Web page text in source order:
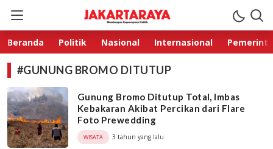
Jakarta Raya
Membangun Kepercayaan Publik
Beranda Politik Nasional Internasional
#GUNUNG BROMO DITUTUP
Gunung Bromo Ditutup Total, Imbas
Kebakaran Akibat Percikan dari Flare
Foto Prewedding
WISATA 3 tahun yang lalu